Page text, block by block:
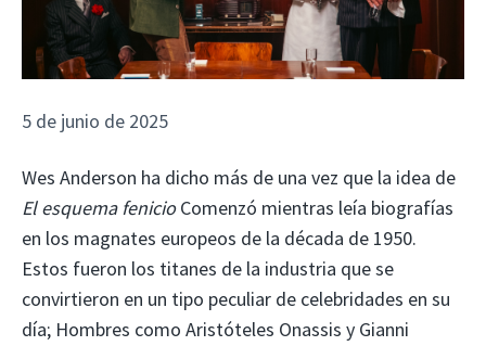
5 de junio de 2025
Wes Anderson ha dicho más de una vez que la idea de
El esquema fenicioComenzó mientras leía biografías
en los magnates europeos de la década de 1950.
Estos fueron los titanes de la industria que se
convirtieron en un tipo peculiar de celebridades en su
día; Hombres como Aristóteles Onassis y Gianni